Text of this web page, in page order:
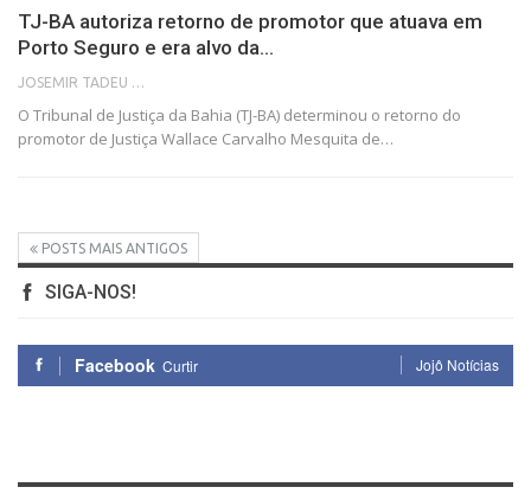
TJ-BA autoriza retorno de promotor que atuava em
Porto Seguro e era alvo da…
JOSEMIR TADEU FONSECA
O Tribunal de Justiça da Bahia (TJ-BA) determinou o retorno do
promotor de Justiça Wallace Carvalho Mesquita de…
POSTS MAIS ANTIGOS
SIGA-NOS!
Facebook Curtir Jojô Notícias